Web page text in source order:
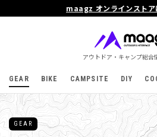
maagz オンラインストア
アウトドア・キャンプ総合
GEAR BIKE CAMPSITE DIY
GEAR